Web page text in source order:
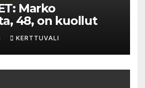
Marko
48, on kuollut
KERTTUVALI